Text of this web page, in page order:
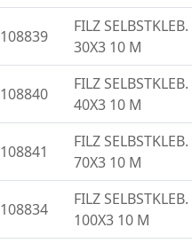
108839
FILZ SELBSTKLEB.
30X3 10 M
108840
FILZ SELBSTKLEB.
40X3 10 M
108841
FILZ SELBSTKLEB.
70X3 10 M
108834
FILZ SELBSTKLEB.
100X3 10 M